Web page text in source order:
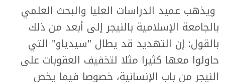
ويذهب عميد الدراسات العليا والبحث العلمي
بالجامعة الإسلامية بالنيجر إلى أبعد من ذلك
بالقول: إن التهديد قد يطال "سيدياو" التي
حاولوا معها كثيرا مثلا لتخفيف العقوبات على
النيجر من باب الإنسانية، خصوصا فيما يخص